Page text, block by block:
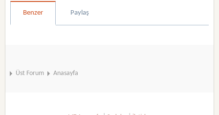
Benzer Paylaş
Üst Forum Anasayfa